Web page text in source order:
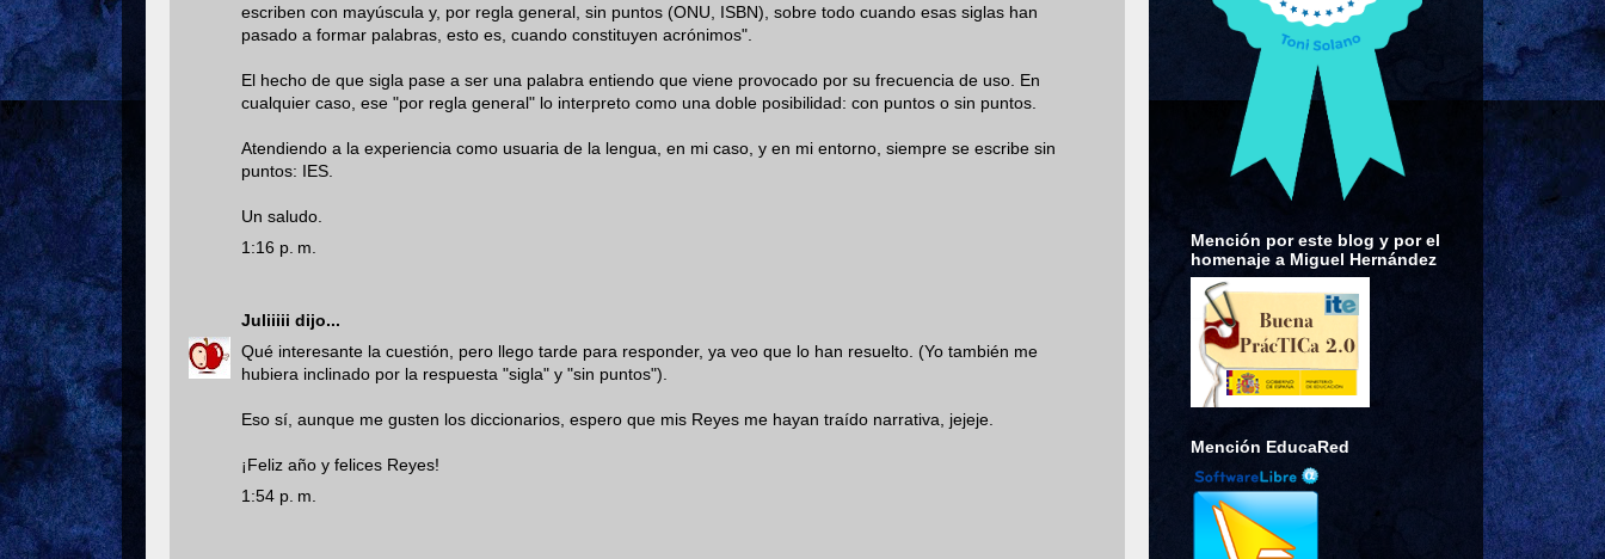
escriben con mayúscula y, por regla general, sin puntos (ONU, ISBN), sobre todo cuando esas siglas han
pasado a formar palabras, esto es, cuando constituyen acrónimos".
El hecho de que sigla pase a ser una palabra entiendo que viene provocado por su frecuencia de uso. En
cualquier caso, ese "por regla general" lo interpreto como una doble posibilidad: con puntos o sin puntos.
Atendiendo a la experiencia como usuaria de la lengua, en mi caso, y en mi entorno, siempre se escribe sin
puntos: IES.
Un saludo.
1:16 p. m.
Juliiiii dijo...
Qué interesante la cuestión, pero llego tarde para responder, ya veo que lo han resuelto. (Yo también me
hubiera inclinado por la respuesta "sigla" y "sin puntos").
Eso sí, aunque me gusten los diccionarios, espero que mis Reyes me hayan traído narrativa, jejeje.
¡Feliz año y felices Reyes!
1:54 p. m.
Mención por este blog y por el
homenaje a Miguel Hernández
Mención EducaRed